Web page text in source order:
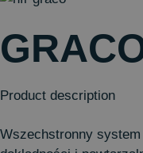
Product description
Wszechstronny